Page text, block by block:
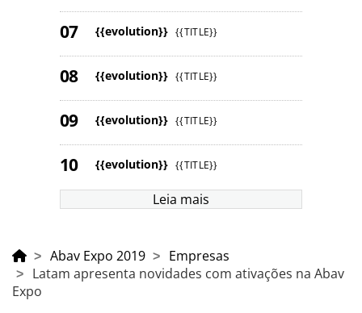
{{evolution}} {{TITLE}}
{{evolution}} {{TITLE}}
{{evolution}} {{TITLE}}
{{evolution}} {{TITLE}}
Leia mais
Abav Expo 2019
Empresas
Latam apresenta novidades com ativações na Abav
Expo